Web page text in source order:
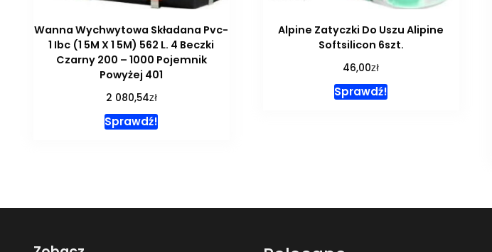
Wanna Wychwytowa Składana Pvc-
1 Ibc (1 5M X 1 5M) 562 L. 4 Beczki
Czarny 200 – 1000 Pojemnik
Powyżej 401
2 080,54zł
Sprawdź!
Alpine Zatyczki Do Uszu Alipine
Softsilicon 6szt.
46,00zł
Sprawdź!